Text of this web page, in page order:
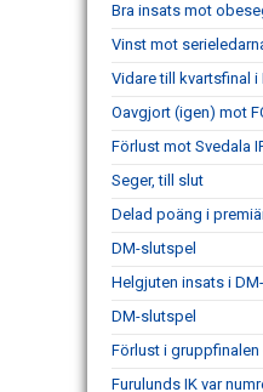
Bra insats mot
Vinst mot
Vidare till kvartsfinal
Oavgjort (igen) mot
Förlust mot Svedala
Seger, till slut
Delad poäng i
DM-slutspel
Helgjuten insats i
DM-slutspel
Förlust i gruppfinalen
Furulunds IK var